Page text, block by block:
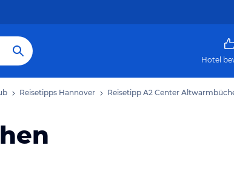
Hotel
Reisetipps Hannover Reisetipp A2 Center